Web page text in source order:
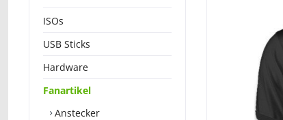
ISOs
USB Sticks
Hardware
Fanartikel
Anstecker